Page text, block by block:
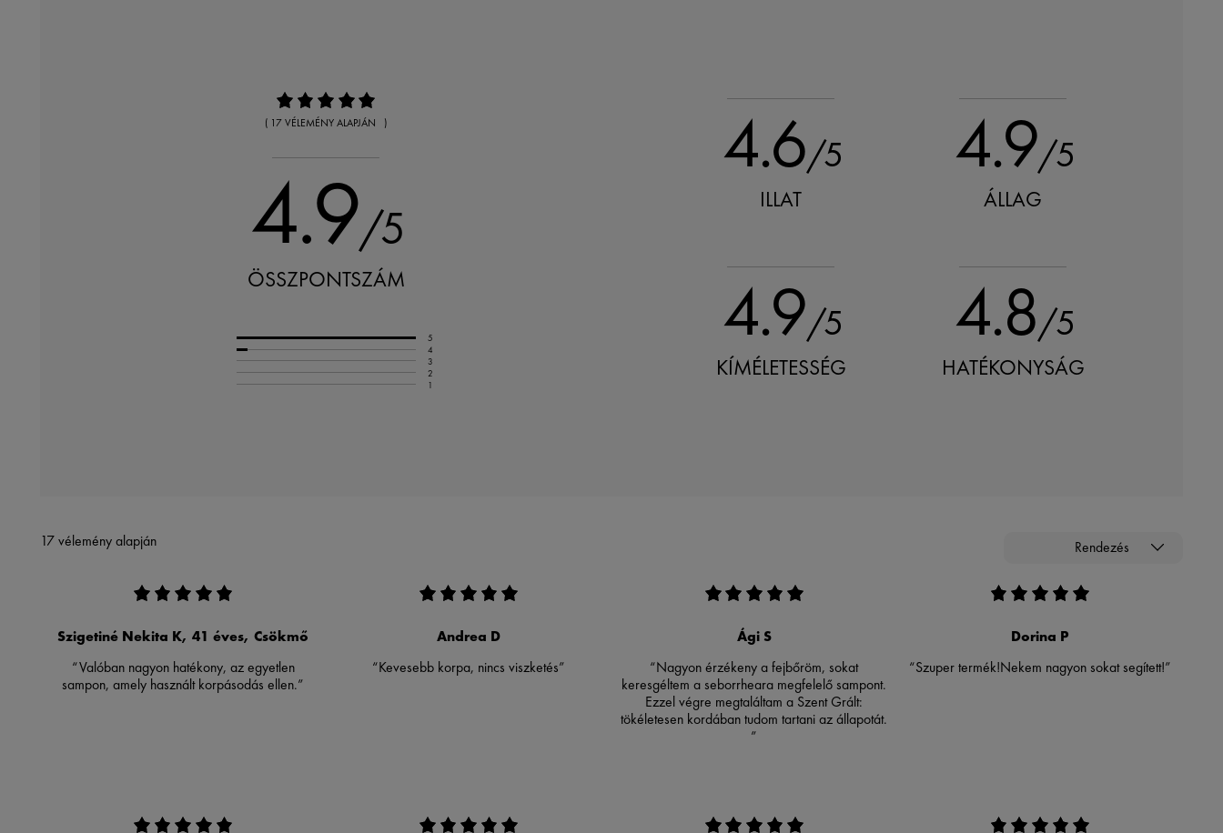
( 17 VÉLEMÉNY ALAPJÁN )
4.9/5
ÖSSZPONTSZÁM
5
4
3
2
1
4.6/5
ILLAT
4.9/5
ÁLLAG
4.9/5
KÍMÉLETESSÉG
4.8/5
HATÉKONYSÁG
17 vélemény alapján Rendezés
Szigetiné Nekita K, 41 éves, Csökmő
“Valóban nagyon hatékony, az egyetlen
sampon, amely használt korpásodás ellen.”
Andrea D
“Kevesebb korpa, nincs viszketés”
Ági S
“Nagyon érzékeny a fejbőröm, sokat
keresgéltem a seborrheara megfelelő sampont.
Ezzel végre megtaláltam a Szent Grált:
tökéletesen kordában tudom tartani az állapotát.
”
Dorina P
“Szuper termék!Nekem nagyon sokat segített!”